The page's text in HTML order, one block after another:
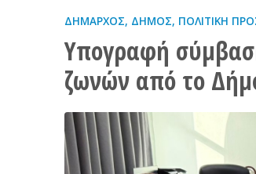
ΔΉΜΑΡΧΟΣ, ΔΉΜΟΣ, ΠΟΛΙΤΙΚΉ
Υπογραφή
ζωνών από το